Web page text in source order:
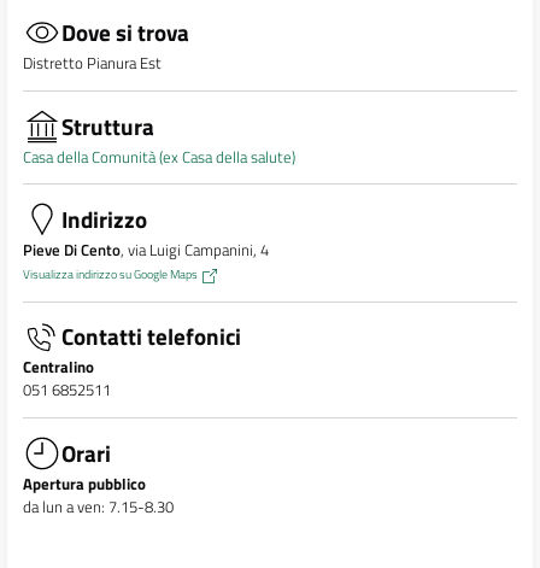
Dove si trova
Distretto Pianura Est
Struttura
Casa della Comunità (ex Casa della salute)
Indirizzo
Pieve Di Cento, via Luigi Campanini, 4
Visualizza indirizzo su Google Maps
Contatti telefonici
Centralino
051 6852511
Orari
Apertura pubblico
da lun a ven: 7.15-8.30